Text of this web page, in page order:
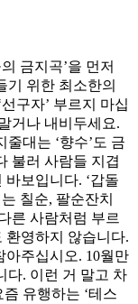
금지곡’을 먼저
기 위한 최소한의
구자’ 부르지 마십
거나 내비두세요.
대는 ‘향수’도 금
불러 사람들 지겹
바보입니다. ‘갑돌
칠순, 팔순잔치
른 사람처럼 부르
환영하지 않습니다.
아주십시오. 10월만
다. 이런 거 말고 차
즘 유행하는 ‘테스